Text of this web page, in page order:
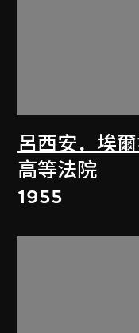
呂西安．埃
高等法院
1955